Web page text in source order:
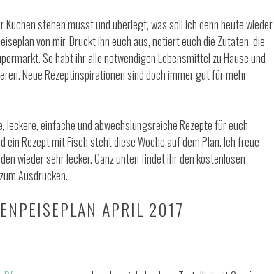
stehen müsst und überlegt, was soll ich denn heute wieder
von mir. Druckt ihn euch aus, notiert euch die Zutaten, die
So habt ihr alle notwendigen Lebensmittel zu Hause und
Neue Rezeptinspirationen sind doch immer gut für mehr
leckere, einfache und abwechslungsreiche Rezepte für euch
Rezept mit Fisch steht diese Woche auf dem Plan. Ich freue
wieder sehr lecker. Ganz unten findet ihr den kostenlosen
Ausdrucken.
APRIL 2017